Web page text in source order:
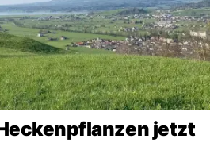
jetzt